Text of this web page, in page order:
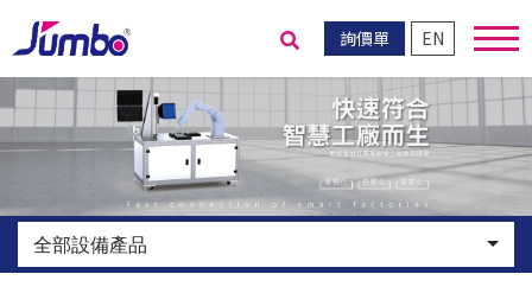
詢價單 EN
送出搜尋
全部設備產品